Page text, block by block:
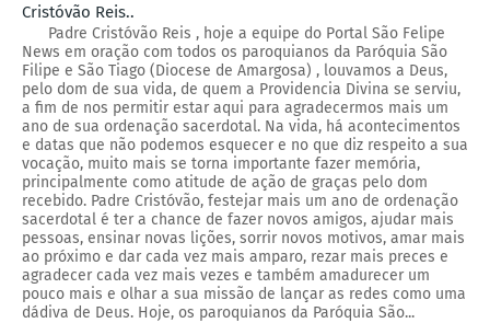
Cristóvão Reis..
Padre Cristóvão Reis , hoje a equipe do Portal São Felipe
News em oração com todos os paroquianos da Paróquia São
Filipe e São Tiago (Diocese de Amargosa) , louvamos a Deus,
pelo dom de sua vida, de quem a Providencia Divina se serviu,
a fim de nos permitir estar aqui para agradecermos mais um
ano de sua ordenação sacerdotal. Na vida, há acontecimentos
e datas que não podemos esquecer e no que diz respeito a sua
vocação, muito mais se torna importante fazer memória,
principalmente como atitude de ação de graças pelo dom
recebido. Padre Cristóvão, festejar mais um ano de ordenação
sacerdotal é ter a chance de fazer novos amigos, ajudar mais
pessoas, ensinar novas lições, sorrir novos motivos, amar mais
ao próximo e dar cada vez mais amparo, rezar mais preces e
agradecer cada vez mais vezes e também amadurecer um
pouco mais e olhar a sua missão de lançar as redes como uma
dádiva de Deus. Hoje, os paroquianos da Paróquia São...